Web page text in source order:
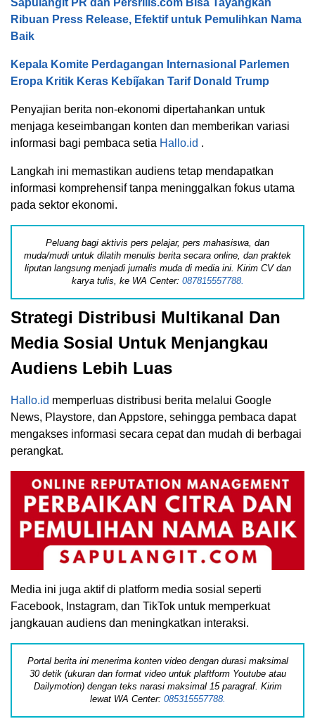
Sapulangit PR dan Persrilis.com Bisa Tayangkan
Ribuan Press Release, Efektif untuk Pemulihkan Nama
Baik
Kepala Komite Perdagangan Internasional Parlemen
Eropa Kritik Keras Kebiǰakan Tarif Donald Trump
Penyajian berita non-ekonomi dipertahankan untuk
menjaga keseimbangan konten dan memberikan variasi
informasi bagi pembaca setia Hallo.id .
Langkah ini memastikan audiens tetap mendapatkan
informasi komprehensif tanpa meninggalkan fokus utama
pada sektor ekonomi.
Peluang bagi aktivis pers pelajar, pers mahasiswa, dan
muda/mudi untuk dilatih menulis berita secara online, dan praktek
liputan langsung menjadi jurnalis muda di media ini. Kirim CV dan
karya tulis, ke WA Center: 087815557788.
Strategi Distribusi Multikanal Dan
Media Sosial Untuk Menjangkau
Audiens Lebih Luas
Hallo.id memperluas distribusi berita melalui Google
News, Playstore, dan Appstore, sehingga pembaca dapat
mengakses informasi secara cepat dan mudah di berbagai
perangkat.
Media ini juga aktif di platform media sosial seperti
Facebook, Instagram, dan TikTok untuk memperkuat
jangkauan audiens dan meningkatkan interaksi.
Portal berita ini menerima konten video dengan durasi maksimal
30 detik (ukuran dan format video untuk plaftform Youtube atau
Dailymotion) dengan teks narasi maksimal 15 paragraf. Kirim
lewat WA Center: 085315557788.